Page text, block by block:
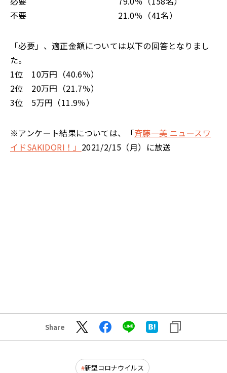
不要 21.0％（41名）
「必要」、適正金額については以下の回答となりまし
た。
1位 10万円（40.6％）
2位 20万円（21.7％）
3位 5万円（11.9％）
※アンケート結果については、「斉藤一美 ニュースワ
イドSAKIDORI！」 2021/2/15（月）に放送
Share
新型コロナウイルス